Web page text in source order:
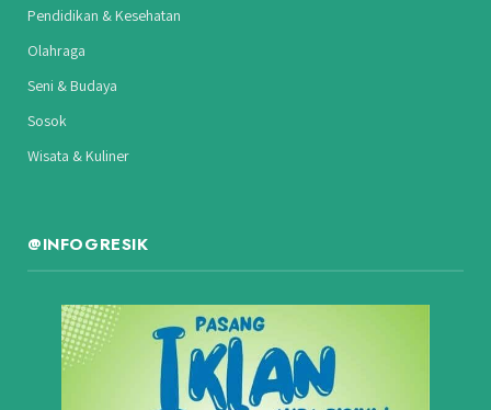
Pendidikan & Kesehatan
Olahraga
Seni & Budaya
Sosok
Wisata & Kuliner
@INFOGRESIK